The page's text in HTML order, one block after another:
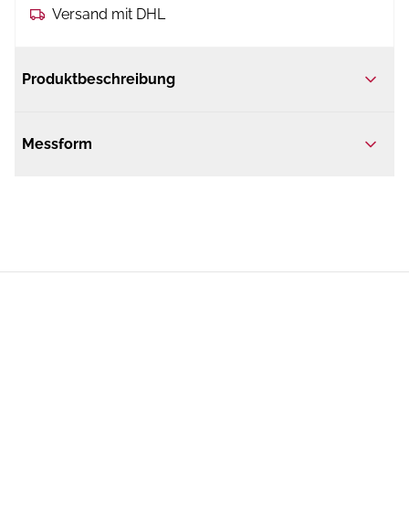
Versand mit DHL
Produktbeschreibung
Messform